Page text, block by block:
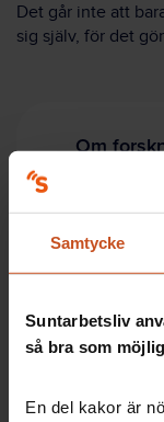
Samtycke
Suntarbetsliv
så bra som
En del kakor är
Det går inte att
sig själv, för det
Om
Projekt: Chefer
Finansiär : AFA